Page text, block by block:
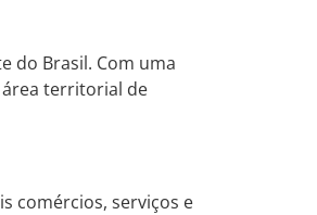
do Brasil. Com uma
territorial de
comércios, serviços e